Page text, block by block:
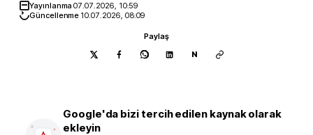
Yayınlanma07.07.2026, 10:59
Güncellenme 10.07.2026, 08:09
Paylaş
N
Google'da bizi tercih edilen kaynak olarak
ekleyin